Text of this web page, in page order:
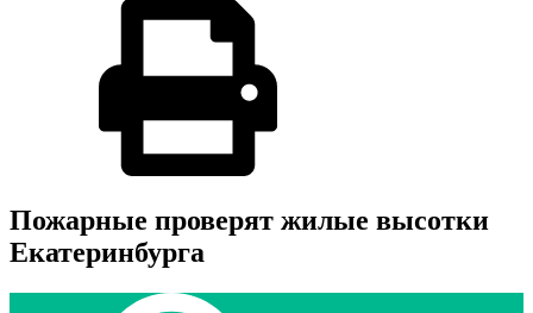
Пожарные проверят жилые высотки
Екатеринбурга